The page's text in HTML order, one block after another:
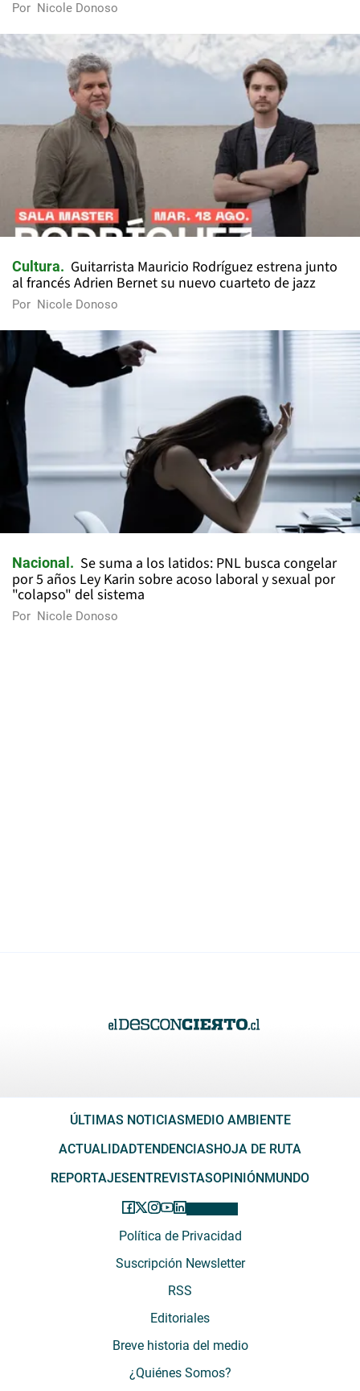
Por Nicole Donoso
Cultura
Guitarrista Mauricio Rodríguez estrena junto
al francés Adrien Bernet su nuevo cuarteto de jazz
Por Nicole Donoso
Nacional
Se suma a los latidos: PNL busca congelar
por 5 años Ley Karin sobre acoso laboral y sexual por
"colapso" del sistema
Por Nicole Donoso
ÚLTIMAS NOTICIAS MEDIO AMBIENTE
ACTUALIDADTENDENCIAS HOJA DE RUTA
REPORTAJES ENTREVISTASOPINIÓN MUNDO
Política de Privacidad
Suscripción Newsletter
RSS
Editoriales
Breve historia del medio
¿Quiénes Somos?